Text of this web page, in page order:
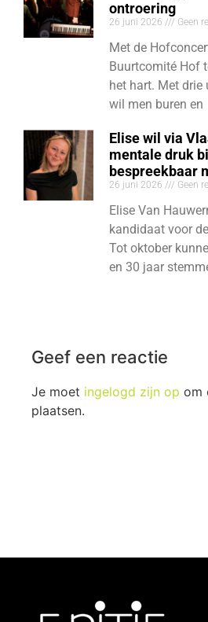
ontroering
26 juni 2026 Geen
Met de
Buurtcomité Hof
het hart. Met drie
wil men buren en
Elise wil via
mentale druk
bespreekbaar
26 juni 2026 Geen
Elise Van
kandidaat voor
Tot oktober
en 30 jaar
Geef een reactie
Je moet ingelogd zijn op om
plaatsen.